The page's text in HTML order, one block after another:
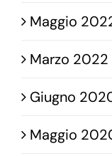
Maggio
Marzo 2022
Giugno
Maggio